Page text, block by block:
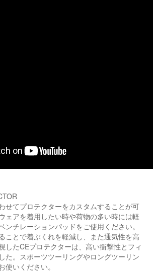
せてプロテクターをカスタムすることが可
ェアを着用したい時や荷物の多い時には軽
ンチレーションパッドをご使用ください。
ことで着ぶくれを軽減し、また通気性を高
したCEプロテクターは、高い衝撃性とフィ
た。スポーツツーリングやロングツーリン
使いください。